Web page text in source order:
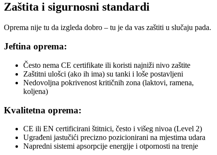
Zaštita i sigurnosni standardi
Oprema nije tu da izgleda dobro – tu je da vas zaštiti u slučaju pada.
Jeftina oprema:
Često nema CE certifikate ili koristi najniži nivo zaštite
Zaštitni ulošci (ako ih ima) su tanki i loše postavljeni
Nedovoljna pokrivenost kritičnih zona (laktovi, ramena,
koljena)
Kvalitetna oprema:
CE ili EN certificirani štitnici, često i višeg nivoa (Level 2)
Ugrađeni jastučići precizno pozicionirani na mjestima udara
Napredni sistemi apsorpcije energije i otpornosti na trenje